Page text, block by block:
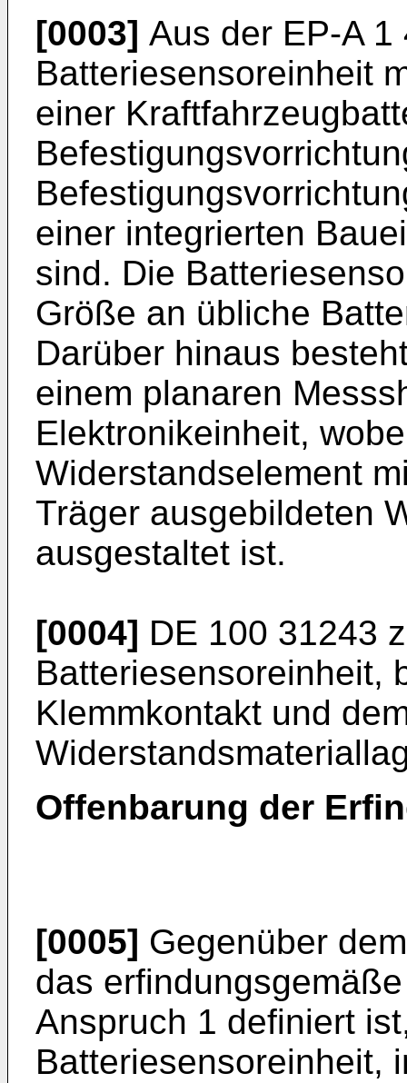
[0003] Aus der EP-A 1
Batteriesensoreinheit
einer
einer integrierten
sind. Die
Größe an übliche
Darüber hinaus
einem planaren
Elektronikeinheit,
Widerstandselement
Träger ausgebildeten
ausgestaltet ist.
[0004] DE 100 31243
Batteriesensoreinheit,
Klemmkontakt und
Offenbarung der
[0005] Gegenüber
das
Anspruch 1 definiert
Batteriesensoreinheit,